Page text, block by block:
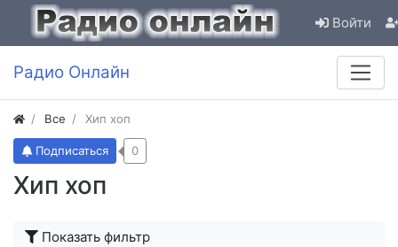
Войти
Радио Онлайн
Все Хип хоп
Хип хоп
Подписаться 0
Показать фильтр